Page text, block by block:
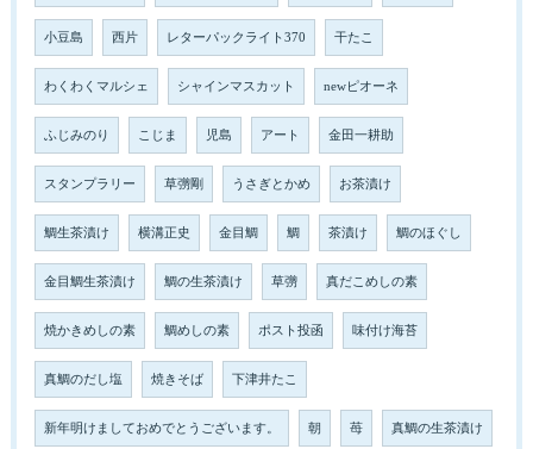
小豆島 西片 レターパックライト370 干たこ
わくわくマルシェ シャインマスカット newピオーネ
ふじみのり こじま 児島 アート 金田一耕助
スタンプラリー 草彅剛 うさぎとかめ お茶漬け
鯛生茶漬け 横溝正史 金目鯛 鯛 茶漬け 鯛のほぐし
金目鯛生茶漬け 鯛の生茶漬け 草彅 真だこめしの素
焼かきめしの素 鯛めしの素 ポスト投函 味付け海苔
真鯛のだし塩 焼きそば 下津井たこ
新年明けましておめでとうございます。 朝 苺 真鯛の生茶漬け